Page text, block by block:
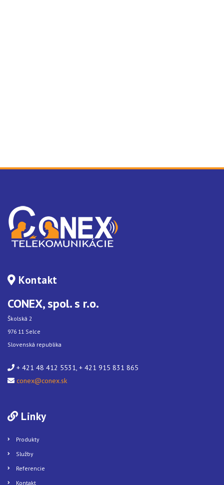
Kontakt
CONEX, spol. s r.o.
Školská 2
976 11 Selce
Slovenská republika
+ 421 48 412 5531, + 421 915 831 865
conex@conex.sk
Linky
Produkty
Služby
Referencie
Kontakt